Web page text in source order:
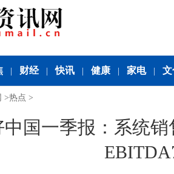
财经 快讯 健康 家电 文
>热点 >
中国一季报：系统